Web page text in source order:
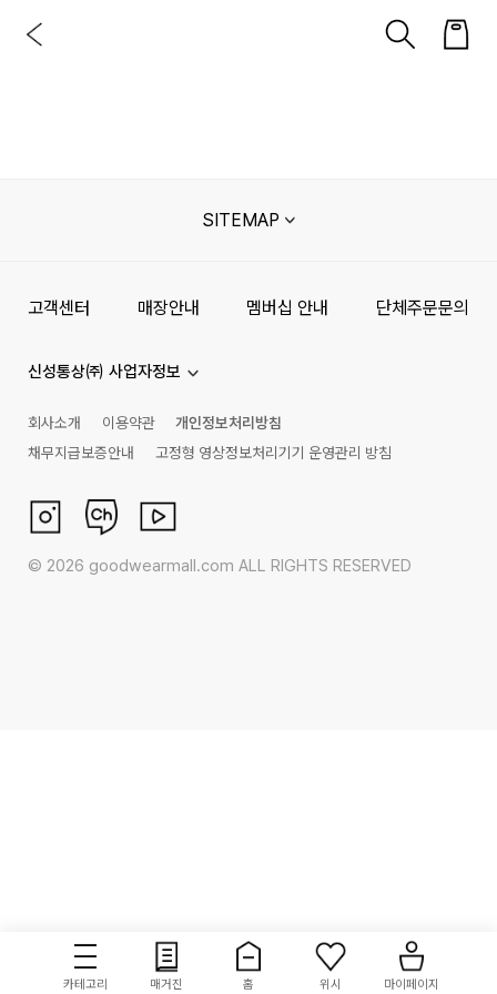
카테고리 매거진 홈 위시 마이페이지
SITEMAP
고객센터 매장안내 멤버십 안내 단체주문문의
신성통상㈜ 사업자정보
회사소개 이용약관
개인정보처리방침
채무지급보증안내
고정형 영상정보처리기기 운영관리 방침
© 2026 goodwearmall.com ALL RIGHTS RESERVED